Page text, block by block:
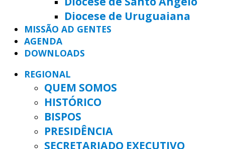
Diocese de Uruguaiana
MISSÃO AD GENTES
AGENDA
DOWNLOADS
REGIONAL
QUEM SOMOS
HISTÓRICO
BISPOS
PRESIDÊNCIA
SECRETARIADO EXECUTIVO